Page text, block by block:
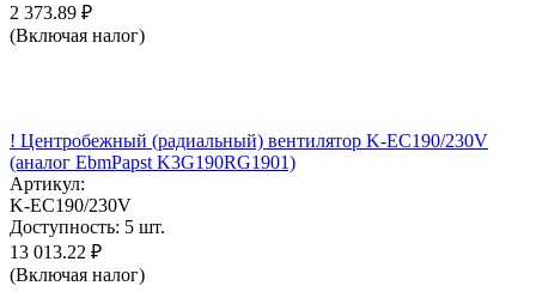
2 373.89 ₽
(Включая налог)
! Центробежный (радиальный) вентилятор K-EC190/230V
(аналог EbmPapst K3G190RG1901)
Артикул:
K-EC190/230V
Доступность: 5 шт.
13 013.22 ₽
(Включая налог)